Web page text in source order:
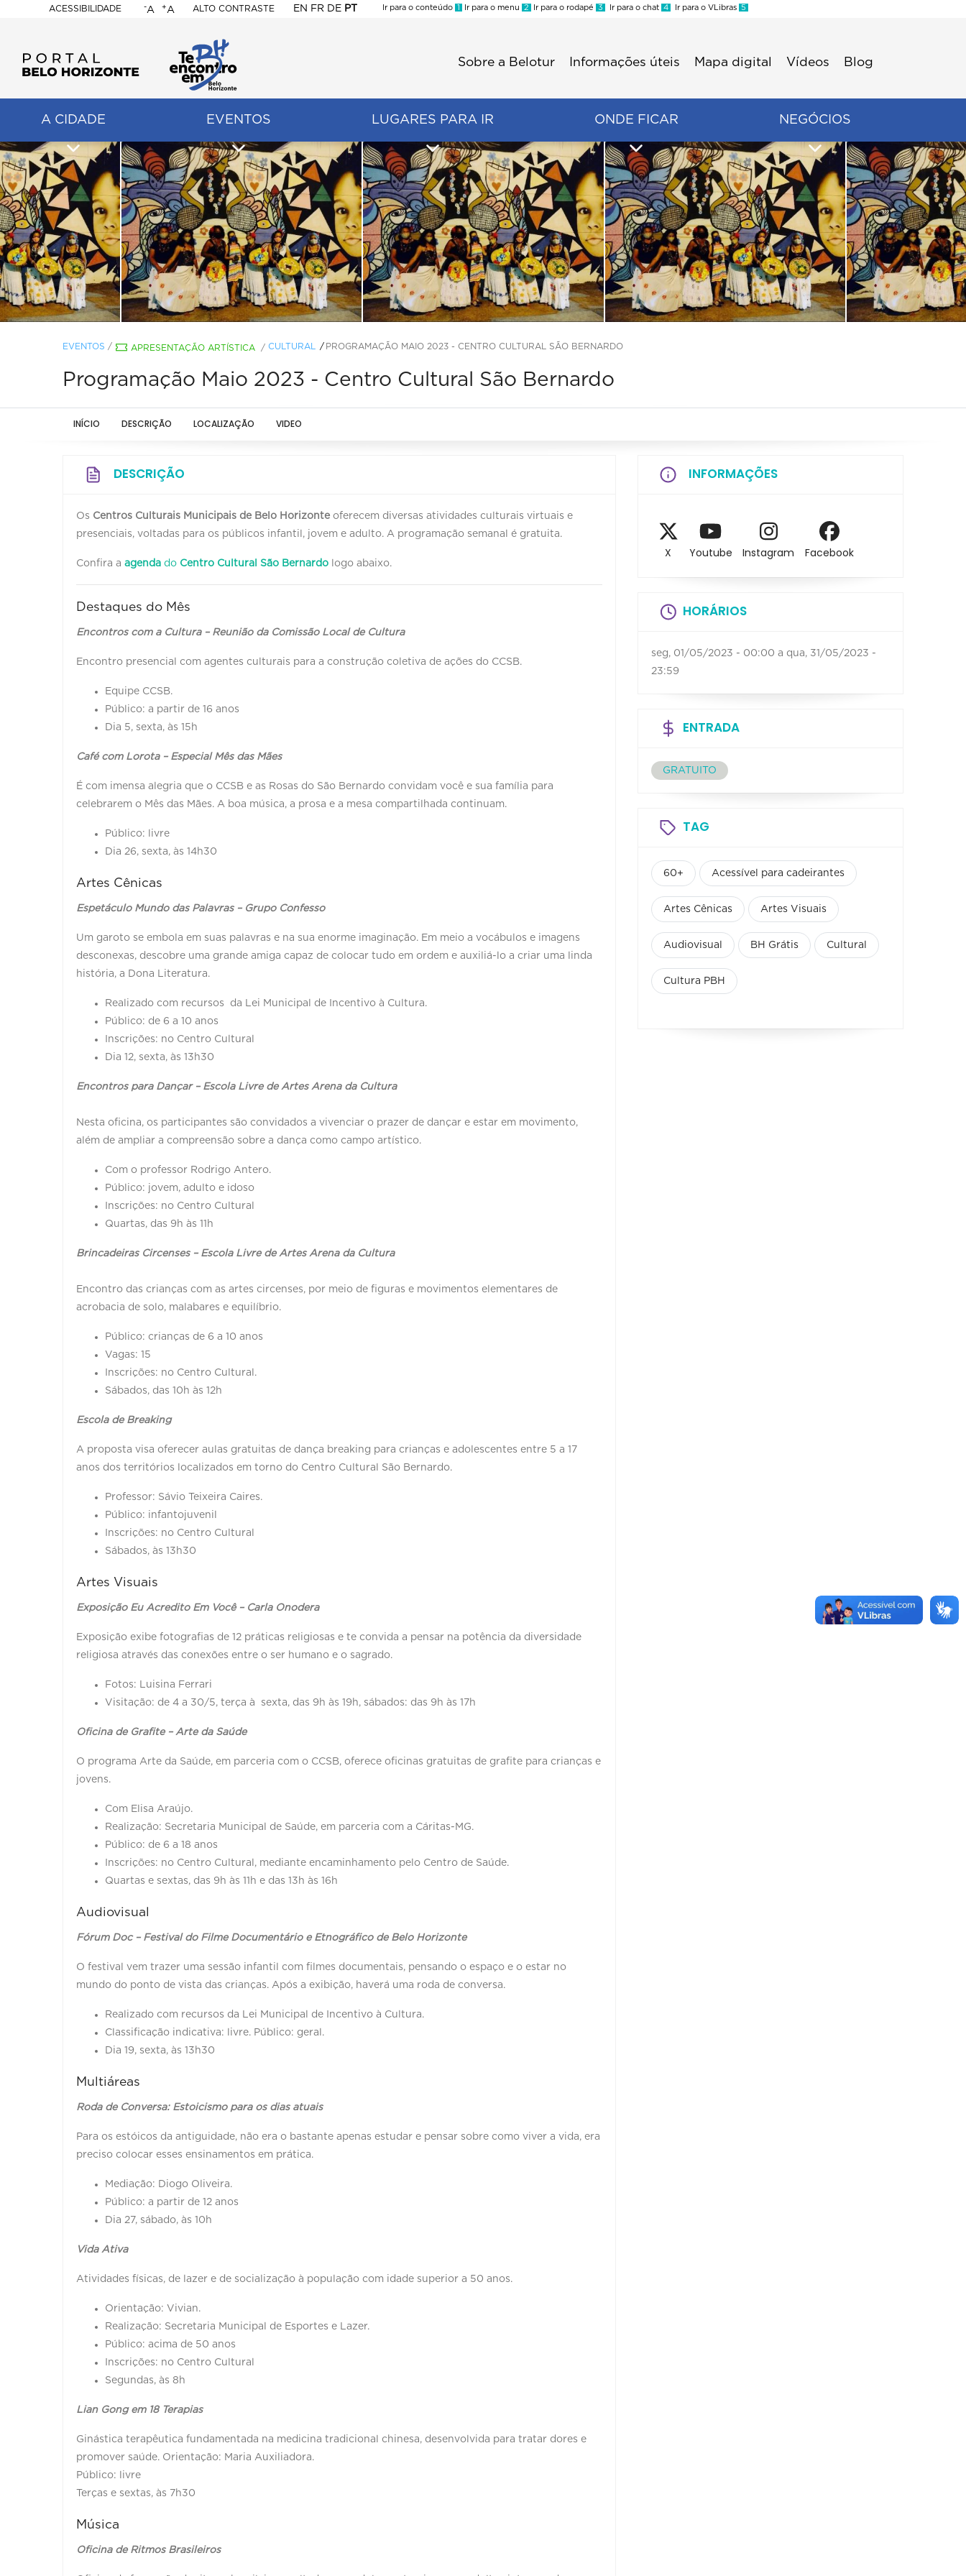
ACESSIBILIDADE
BELO
HORIZONTE
-A +A ALTO CONTRASTE EN FR DE PT
Ir para o conteúdo 1 Ir para o menu 2 Ir para o rodapé 3 Ir para o chat 4 Ir para o VLibras 5
Sobre a Belotur Informações úteis Mapa digital Vídeos Blog
A CIDADE EVENTOS LUGARES PARA IR ONDE FICAR NEGÓCIOS
EVENTOS / APRESENTAÇÃO ARTÍSTICA / CULTURAL PROGRAMAÇÃO MAIO 2023 - CENTRO CULTURAL SÃO BERNARDO
Programação Maio 2023 - Centro Cultural São Bernardo
INÍCIO DESCRIÇÃO LOCALIZAÇÃO VIDEO
DESCRIÇÃO
Os Centros Culturais Municipais de Belo Horizonte oferecem diversas atividades culturais virtuais e
presenciais, voltadas para os públicos infantil, jovem e adulto. A programação semanal é gratuita.
Confira a agenda do Centro Cultural São Bernardo logo abaixo.
Destaques do Mês
Encontros com a Cultura – Reunião da Comissão Local de Cultura
Encontro presencial com agentes culturais para a construção coletiva de ações do CCSB.
Equipe CCSB.
Público: a partir de 16 anos
Dia 5, sexta, às 15h
Café com Lorota – Especial Mês das Mães
É com imensa alegria que o CCSB e as Rosas do São Bernardo convidam você e sua família para
celebrarem o Mês das Mães. A boa música, a prosa e a mesa compartilhada continuam.
Público: livre
Dia 26, sexta, às 14h30
Artes Cênicas
Espetáculo Mundo das Palavras – Grupo Confesso
Um garoto se embola em suas palavras e na sua enorme imaginação. Em meio a vocábulos e imagens
desconexas, descobre uma grande amiga capaz de colocar tudo em ordem e auxiliá-lo a criar uma linda
história, a Dona Literatura.
Realizado com recursos da Lei Municipal de Incentivo à Cultura.
Público: de 6 a 10 anos
Inscrições: no Centro Cultural
Dia 12, sexta, às 13h30
Encontros para Dançar – Escola Livre de Artes Arena da Cultura
Nesta oficina, os participantes são convidados a vivenciar o prazer de dançar e estar em movimento,
além de ampliar a compreensão sobre a dança como campo artístico.
Com o professor Rodrigo Antero.
Público: jovem, adulto e idoso
Inscrições: no Centro Cultural
Quartas, das 9h às 11h
Brincadeiras Circenses – Escola Livre de Artes Arena da Cultura
Encontro das crianças com as artes circenses, por meio de figuras e movimentos elementares de
acrobacia de solo, malabares e equilíbrio.
Público: crianças de 6 a 10 anos
Vagas: 15
Inscrições: no Centro Cultural.
Sábados, das 10h às 12h
Escola de Breaking
A proposta visa oferecer aulas gratuitas de dança breaking para crianças e adolescentes entre 5 a 17
anos dos territórios localizados em torno do Centro Cultural São Bernardo.
Professor: Sávio Teixeira Caires.
Público: infantojuvenil
Inscrições: no Centro Cultural
Sábados, às 13h30
Artes Visuais
Exposição Eu Acredito Em Você – Carla Onodera
Exposição exibe fotografias de 12 práticas religiosas e te convida a pensar na potência da diversidade
religiosa através das conexões entre o ser humano e o sagrado.
Fotos: Luisina Ferrari
Visitação: de 4 a 30/5, terça à sexta, das 9h às 19h, sábados: das 9h às 17h
Oficina de Grafite – Arte da Saúde
O programa Arte da Saúde, em parceria com o CCSB, oferece oficinas gratuitas de grafite para crianças e
jovens.
Com Elisa Araújo.
Realização: Secretaria Municipal de Saúde, em parceria com a Cáritas-MG.
Público: de 6 a 18 anos
Inscrições: no Centro Cultural, mediante encaminhamento pelo Centro de Saúde.
Quartas e sextas, das 9h às 11h e das 13h às 16h
Audiovisual
Fórum Doc – Festival do Filme Documentário e Etnográfico de Belo Horizonte
O festival vem trazer uma sessão infantil com filmes documentais, pensando o espaço e o estar no
mundo do ponto de vista das crianças. Após a exibição, haverá uma roda de conversa.
Realizado com recursos da Lei Municipal de Incentivo à Cultura.
Classificação indicativa: livre. Público: geral.
Dia 19, sexta, às 13h30
Multiáreas
Roda de Conversa: Estoicismo para os dias atuais
Para os estóicos da antiguidade, não era o bastante apenas estudar e pensar sobre como viver a vida, era
preciso colocar esses ensinamentos em prática.
Mediação: Diogo Oliveira.
Público: a partir de 12 anos
Dia 27, sábado, às 10h
Vida Ativa
Atividades físicas, de lazer e de socialização à população com idade superior a 50 anos.
Orientação: Vivian.
Realização: Secretaria Municipal de Esportes e Lazer.
Público: acima de 50 anos
Inscrições: no Centro Cultural
Segundas, às 8h
Lian Gong em 18 Terapias
Ginástica terapêutica fundamentada na medicina tradicional chinesa, desenvolvida para tratar dores e
promover saúde. Orientação: Maria Auxiliadora.
Público: livre
Terças e sextas, às 7h30
Música
Oficina de Ritmos Brasileiros
INFORMAÇÕES
X Youtube Instagram Facebook
HORÁRIOS
seg, 01/05/2023 - 00:00 a qua, 31/05/2023 -
23:59
ENTRADA
GRATUITO
TAG
60+ Acessível para cadeirantes
Artes Cênicas Artes Visuais
Audiovisual BH Grátis Cultural
Cultura PBH